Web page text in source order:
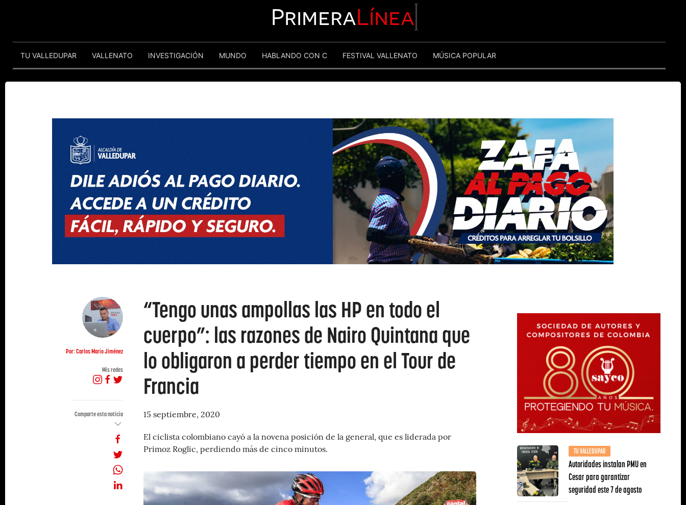
PrimeraLínea
TU VALLEDUPAR VALLENATO INVESTIGACIÓN MUNDO HABLANDO CON C FESTIVAL VALLENATO MÚSICA POPULAR
Por: Carlos Mario Jiménez
Mis redes
Comparte esta noticia
“Tengo unas ampollas las HP en todo el
cuerpo”: las razones de Nairo Quintana que
lo obligaron a perder tiempo en el Tour de
Francia
15 septiembre, 2020
El ciclista colombiano cayó a la novena posición de la general, que es liderada por
Primoz Roglic, perdiendo más de cinco minutos.
TU VALLEDUPAR
Autoridades instalan PMU en
Cesar para garantizar
seguridad este 7 de agosto